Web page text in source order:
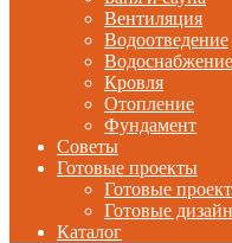
Вентиляция
Водоотведение
Водоснабжение
Кровля
Отопление
Фундамент
Советы
Готовые проекты
Готовые
Готовые
Каталог